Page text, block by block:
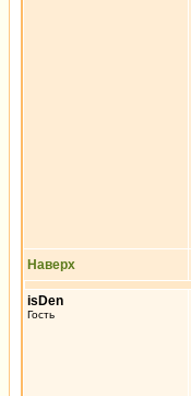
Наверх
isDen
Гость